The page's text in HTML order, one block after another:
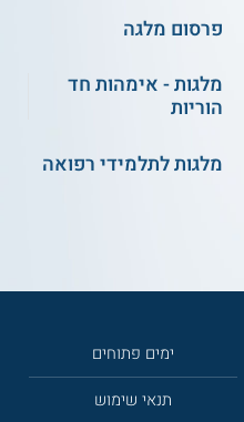
פרסום מלגה
מלגות - אימהות חד
הוריות
מלגות לתלמידי רפואה
ימים פתוחים
תנאי שימוש